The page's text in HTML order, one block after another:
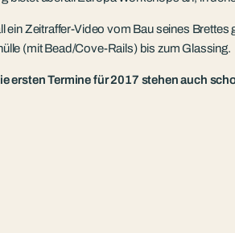
ein Zeitraffer-Video vom Bau seines
(mit Bead/Cove-Rails) bis zum Glassing.
ersten Termine für 2017 stehen auch